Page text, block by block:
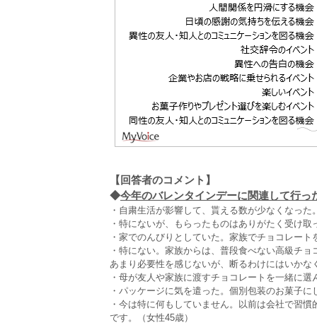
【回答者のコメント】
◆今年のバレンタインデーに関連して行っ
・自粛生活が影響して、貰える数が少なくなった
・特にないが、もらったものはありがたく受け取
・家でのんびりとしていた。家族でチョコレート
・特にない。家族からは、普段食べない高級チ
あまり必要性を感じないが、断るわけにはいかな
・母が友人や家族に渡すチョコレートを一緒に選
・パッケージに気を遣った。個別包装のお菓子に
・今は特に何もしていません。以前は会社で習
です。（女性45歳）